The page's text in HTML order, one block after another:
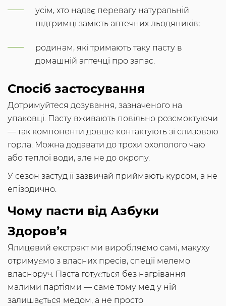
усім, хто надає перевагу натуральній
підтримці замість аптечних льодяників;
родинам, які тримають таку пасту в
домашній аптечці про запас.
Спосіб застосування
Дотримуйтеся дозування, зазначеного на
упаковці. Пасту вживають повільно розсмоктуючи
— так компоненти довше контактують зі слизовою
горла. Можна додавати до трохи охололого чаю
або теплої води, але не до окропу.
У сезон застуд її зазвичай приймають курсом, а не
епізодично.
Чому пасти від Азбуки
Здоров’я
Ялицевий екстракт ми виробляємо самі, макуху
отримуємо з власних пресів, спеції мелемо
власноруч. Паста готується без нагрівання
малими партіями — саме тому мед у ній
залишається медом, а не просто